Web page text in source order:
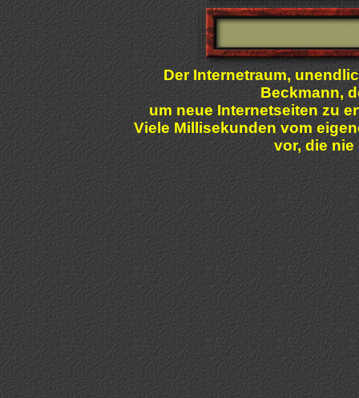
Der Internetraum,
Beckmann,
um neue Internetseiten zu
Viele Millisekunden vom
vor, die